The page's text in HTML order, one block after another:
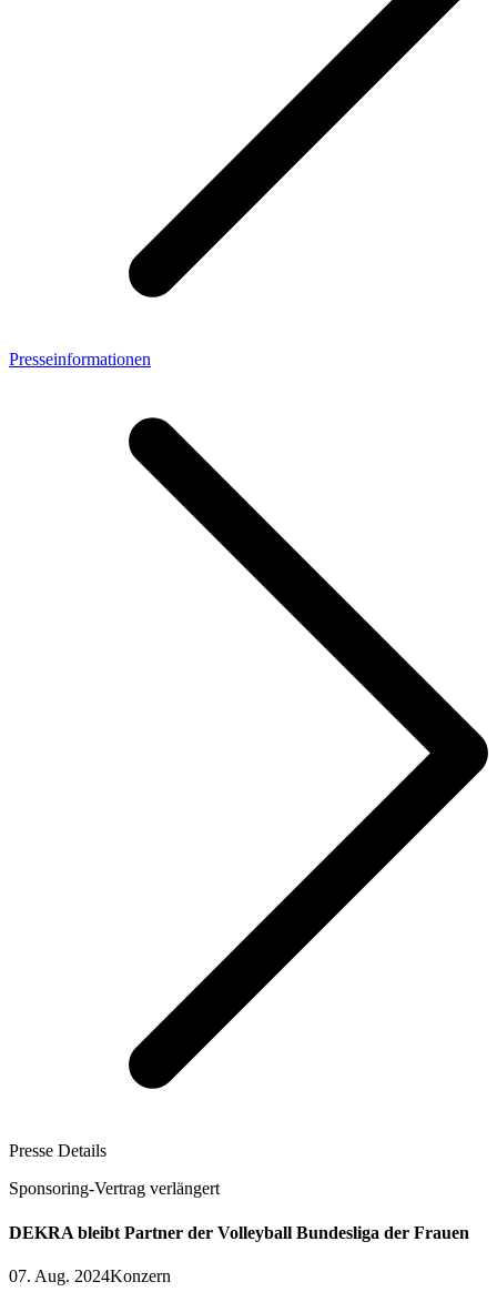
Presseinformationen
Presse Details
Sponsoring-Vertrag verlängert
DEKRA bleibt Partner der Volleyball Bundesliga der Frauen
07. Aug. 2024Konzern